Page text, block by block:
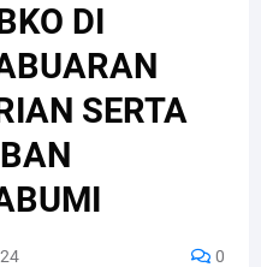
DI
SERTA
0